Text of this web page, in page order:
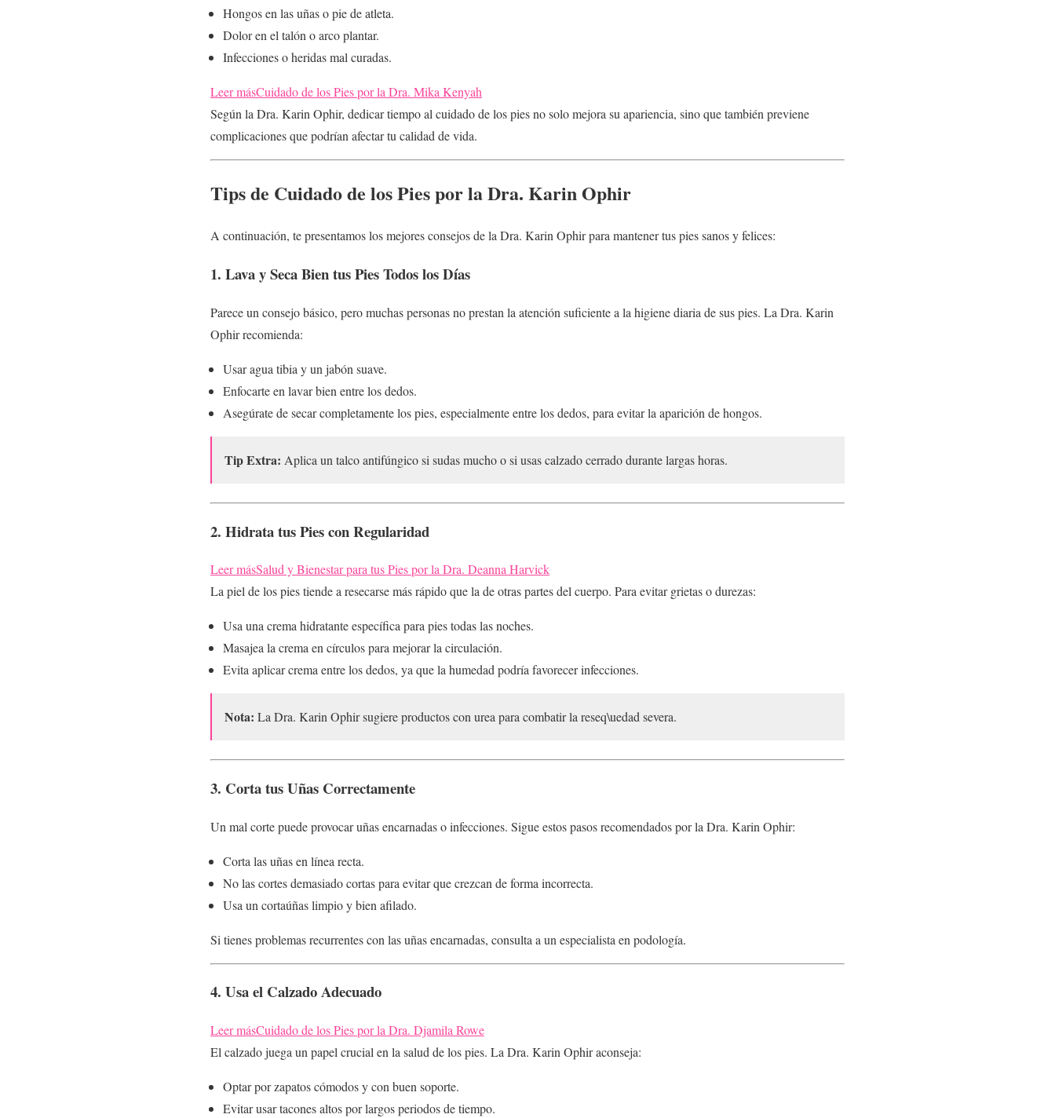
Hongos en las uñas o pie de atleta.
Dolor en el talón o arco plantar.
Infecciones o heridas mal curadas.
Leer másCuidado de los Pies por la Dra. Mika Kenyah
Según la Dra. Karin Ophir, dedicar tiempo al cuidado de los pies no solo mejora su apariencia, sino que también previene
complicaciones que podrían afectar tu calidad de vida.
Tips de Cuidado de los Pies por la Dra. Karin Ophir
A continuación, te presentamos los mejores consejos de la Dra. Karin Ophir para mantener tus pies sanos y felices:
1. Lava y Seca Bien tus Pies Todos los Días
Parece un consejo básico, pero muchas personas no prestan la atención suficiente a la higiene diaria de sus pies. La Dra. Karin
Ophir recomienda:
Usar agua tibia y un jabón suave.
Enfocarte en lavar bien entre los dedos.
Asegúrate de secar completamente los pies, especialmente entre los dedos, para evitar la aparición de hongos.
Tip Extra: Aplica un talco antifúngico si sudas mucho o si usas calzado cerrado durante largas horas.
2. Hidrata tus Pies con Regularidad
Leer másSalud y Bienestar para tus Pies por la Dra. Deanna Harvick
La piel de los pies tiende a resecarse más rápido que la de otras partes del cuerpo. Para evitar grietas o durezas:
Usa una crema hidratante específica para pies todas las noches.
Masajea la crema en círculos para mejorar la circulación.
Evita aplicar crema entre los dedos, ya que la humedad podría favorecer infecciones.
Nota: La Dra. Karin Ophir sugiere productos con urea para combatir la reseq\uedad severa.
3. Corta tus Uñas Correctamente
Un mal corte puede provocar uñas encarnadas o infecciones. Sigue estos pasos recomendados por la Dra. Karin Ophir:
Corta las uñas en línea recta.
No las cortes demasiado cortas para evitar que crezcan de forma incorrecta.
Usa un cortaúñas limpio y bien afilado.
Si tienes problemas recurrentes con las uñas encarnadas, consulta a un especialista en podología.
4. Usa el Calzado Adecuado
Leer másCuidado de los Pies por la Dra. Djamila Rowe
El calzado juega un papel crucial en la salud de los pies. La Dra. Karin Ophir aconseja:
Optar por zapatos cómodos y con buen soporte.
Evitar usar tacones altos por largos periodos de tiempo.